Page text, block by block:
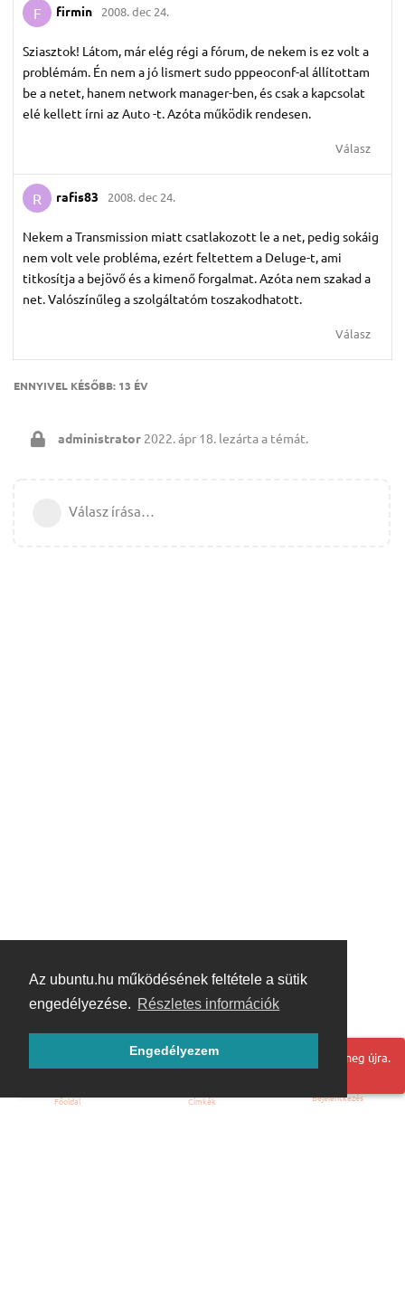
Az ubuntu.hu működésének feltétele a sütik
engedélyezése. Részletes információk
Engedélyezem
F firmin 2008. dec 24.
Sziasztok! Látom, már elég régi a fórum, de nekem is ez volt a
problémám. Én nem a jó lismert sudo pppeoconf-al állítottam
be a netet, hanem network manager-ben, és csak a kapcsolat
elé kellett írni az Auto -t. Azóta működik rendesen.
Válasz
R rafis83 2008. dec 24.
Nekem a Transmission miatt csatlakozott le a net, pedig sokáig
nem volt vele probléma, ezért feltettem a Deluge-t, ami
titkosítja a bejövő és a kimenő forgalmat. Azóta nem szakad a
net. Valószínűleg a szolgáltatóm toszakodhatott.
Válasz
ENNYIVEL KÉSŐBB: 13 ÉV
administrator 2022. ápr 18. lezárta a témát.
Válasz írása…
Hoppá! Valami hiba történt. Frissítse az oldalt és próbálja meg újra.
Főoldal Címkék Bejelentkezés